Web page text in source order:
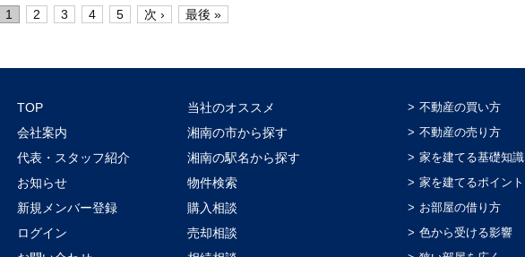
1 2 3 4 5 次 › 最後 »
TOP
会社案内
代表・スタッフ紹介
お知らせ
新規メンバー登録
ログイン
当社のオススメ
湘南の市から探す
湘南の駅名から探す
物件検索
購入相談
売却相談
不動産の買い方
不動産の売り方
家を建てる基礎知識
家を建てるポイント
お部屋の借り方
色から受ける影響